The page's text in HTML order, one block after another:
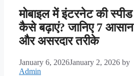
मोबाइल में इंटरनेट की स्पीड
कैसे बढ़ाएं? जानिए 7 आसान
और असरदार तरीके
January 6, 2026January 2, 2026 by
Admin